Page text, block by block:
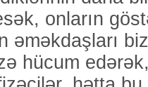
onların
əməkdaşları
hücum